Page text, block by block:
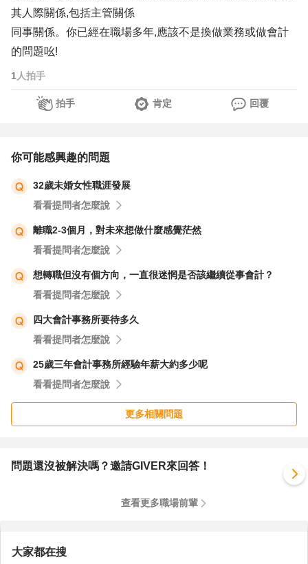
其人際關係,包括主管關係
同事關係。你已經在職場多年,應該不是換做業務或做會計
的問題吆!
1 人拍手
拍手 肯定 回覆
你可能感興趣的問題
32歲未婚女性職涯發展
看看提問者怎麼說
離職2-3個月，對未來想做什麼感覺茫然
看看提問者怎麼說
想轉職但沒有個方向，一直很迷惘是否該繼續從事會計？
看看提問者怎麼說
四大會計事務所要待多久
看看提問者怎麼說
25歲三年會計事務所經驗年薪大約多少呢
看看提問者怎麼說
更多相關問題
問題還沒被解決嗎？邀請GIVER來回答！
查看更多職場前輩
大家都在搜